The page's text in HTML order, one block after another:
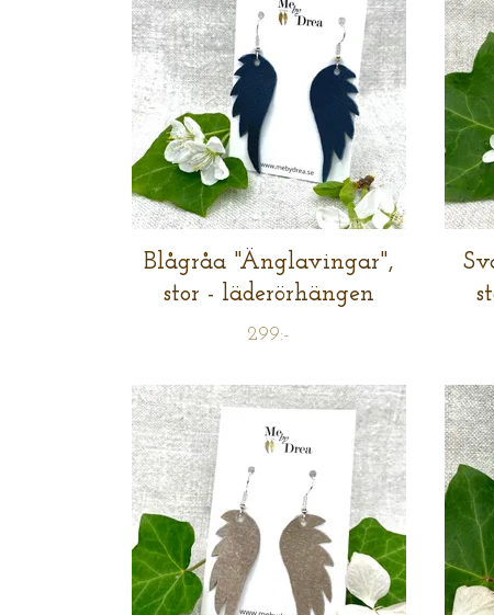
Blågråa "Änglavingar",
stor - läderörhängen
299:-